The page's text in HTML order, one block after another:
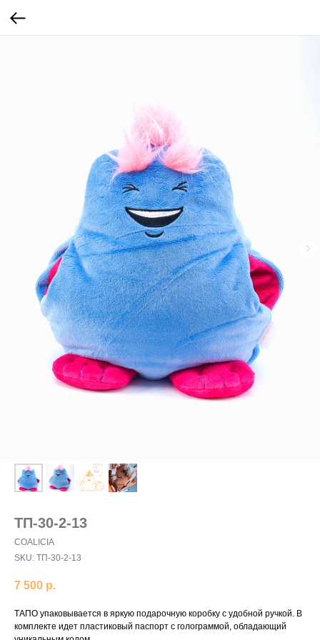
ТП-30-2-13
COALICIA
SKU: ТП-30-2-13
7 500 р.
ТАПО упаковывается в яркую подарочную коробку с удобной ручкой. В
комплекте идет пластиковый паспорт с голограммой, обладающий